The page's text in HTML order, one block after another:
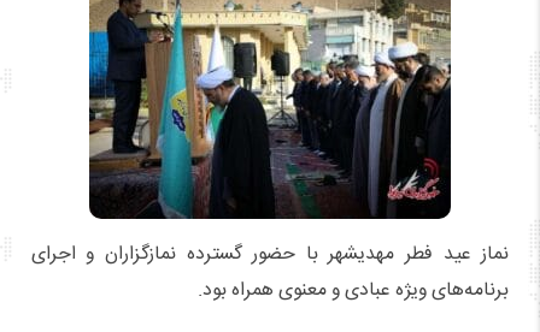
نماز عید فطر مهدیشهر با حضور گسترده نمازگزاران و اجرای
برنامه‌های ویژه عبادی و معنوی همراه بود.